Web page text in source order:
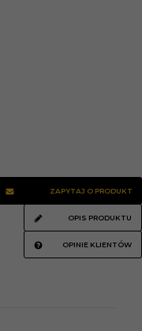
ZAPYTAJ O PRODUKT
OPIS PRODUKTU
OPINIE KLIENTÓW